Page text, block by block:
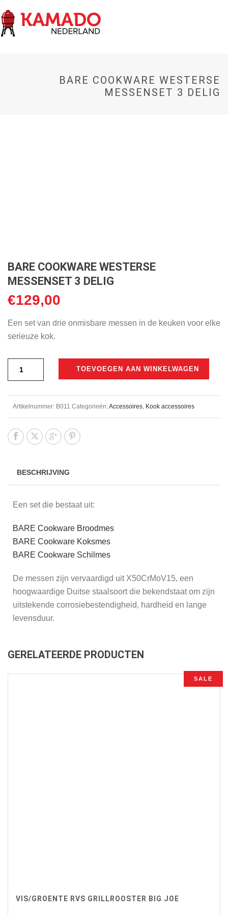
BARE COOKWARE WESTERSE
MESSENSET 3 DELIG
BARE COOKWARE WESTERSE
MESSENSET 3 DELIG
€129,00
Een set van drie onmisbare messen in de keuken voor elke
serieuze kok.
TOEVOEGEN AAN WINKELWAGEN
Artikelnummer: B011 Categorieën:Accessoires, Kook accessoires
BESCHRIJVING
Een set die bestaat uit:
BARE Cookware Broodmes
BARE Cookware Koksmes
BARE Cookware Schilmes
De messen zijn vervaardigd uit X50CrMoV15, een
hoogwaardige Duitse staalsoort die bekendstaat om zijn
uitstekende corrosiebestendigheid, hardheid en lange
levensduur.
GERELATEERDE PRODUCTEN
SALE
VIS/GROENTE RVS GRILLROOSTER BIG JOE